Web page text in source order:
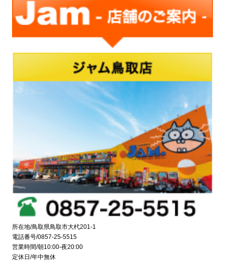
所在地/鳥取県鳥取市大杙201-1
電話番号/0857-25-5515
営業時間/朝10:00-夜20:00
定休日/年中無休